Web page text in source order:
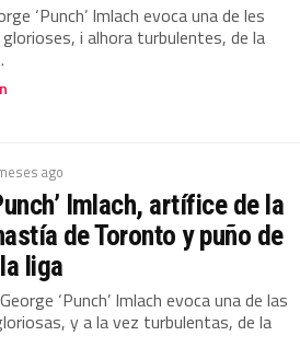
‘Punch’ Imlach evoca una de les
i alhora turbulentes, de la
ago
Imlach, artífice de la
de Toronto y puño de
liga
‘Punch’ Imlach evoca una de las
y a la vez turbulentas, de la